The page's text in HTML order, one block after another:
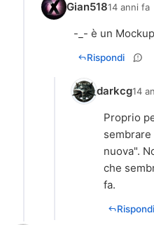
Gian51814 anni fa
-_- è un
Rispondi
darkcg14
Proprio
nuova".
che
fa.
Rispondi